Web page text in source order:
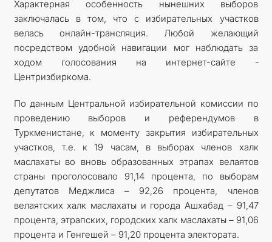
Характерная особенность нынешних выборов
заключалась в том, что с избирательных участков
велась онлайн-трансляция. Любой желающий
посредством удобной навигации мог наблюдать за
ходом голосования на интернет-сайте ­
Центризбиркома.
По данным Центральной избирательной комиссии по
проведению выборов и референдумов в
Туркменистане, к моменту закрытия избирательных
участков, т.е. к 19 часам, в выборах членов халк
маслахаты во вновь образованных этрапах велаятов
страны проголосовало 91,14 процента, по выборам
депутатов Меджлиса – 92,26 процента, членов
велаятских халк маслахаты и города Ашхабад – 91,47
процента, этрапских, городских халк маслахаты – 91,06
процента и Генгешей – 91,20 процента электората.